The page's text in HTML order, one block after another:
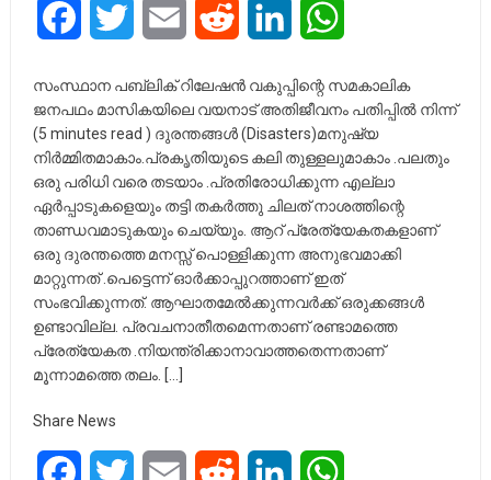
FacebookTwitter Email Reddit LinkedIn
സംസ്ഥാന പബ്ലിക് റിലേഷൻ വകുപ്പിന്റെ സമകാലിക
ജനപഥം മാസികയിലെ വയനാട് അതിജീവനം പതിപ്പിൽ നിന്ന്
(5 minutes read ) ദുരന്തങ്ങൾ (Disasters)മനുഷ്യ
നിർമ്മിതമാകാം.പ്രകൃതിയുടെ കലി തുള്ളലുമാകാം .പലതും
ഒരു പരിധി വരെ തടയാം .പ്രതിരോധിക്കുന്ന എല്ലാ
ഏർപ്പാടുകളെയും തട്ടി തകർത്തു ചിലത്‌ നാശത്തിന്റെ
താണ്ഡവമാടുകയും ചെയ്യും. ആറ് പ്രേത്യേകതകളാണ്
ഒരു ദുരന്തത്തെ മനസ്സ് പൊള്ളിക്കുന്ന അനുഭവമാക്കി
മാറ്റുന്നത് .പെട്ടെന്ന് ഓർക്കാപ്പുറത്താണ് ഇത്
സംഭവിക്കുന്നത്. ആഘാതമേൽക്കുന്നവർക്ക് ഒരുക്കങ്ങൾ
ഉണ്ടാവില്ല. പ്രവചനാതീതമെന്നതാണ് രണ്ടാമത്തെ
പ്രേത്യേകത .നിയന്ത്രിക്കാനാവാത്തതെന്നതാണ്
മൂന്നാമത്തെ തലം. […]
Share News
FacebookTwitter Email Reddit LinkedIn